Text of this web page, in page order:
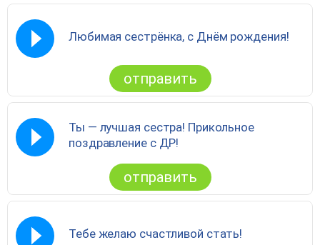
Любимая сестрёнка, с Днём рождения!
отправить
Ты — лучшая сестра! Прикольное
поздравление с ДР!
отправить
Тебе желаю счастливой стать!